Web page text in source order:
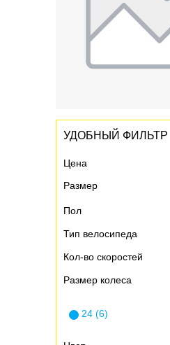
УДОБНЫЙ ФИЛЬТР
Цена
Размер
Все
9-12 лет (3)
Пол
Тип велосипеда
Кол-во скоростей
Размер колеса
24 (6)